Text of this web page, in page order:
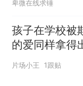
卑微在线求锤
孩子在学校被
的爱同样拿得
片场小王 1跟贴